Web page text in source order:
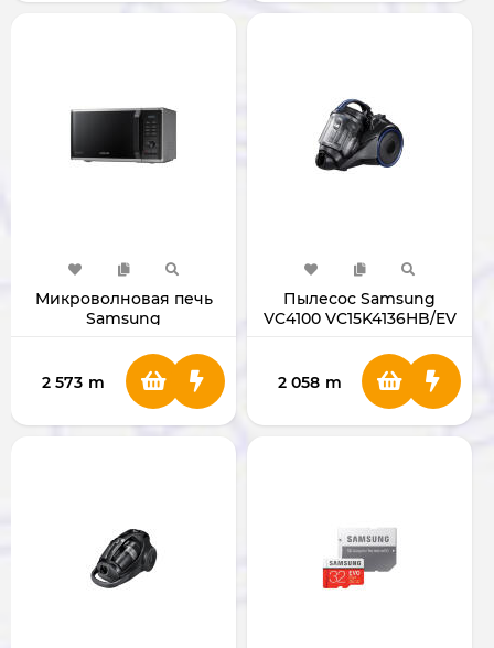
Микроволновая печь
Samsung
2 573 m
Пылесос Samsung
VC4100 VC15K4136HB/EV
2 058 m